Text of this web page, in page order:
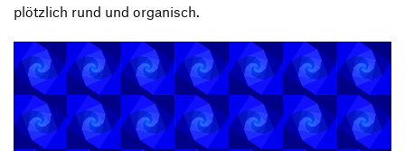
plötzlich rund und organisch.